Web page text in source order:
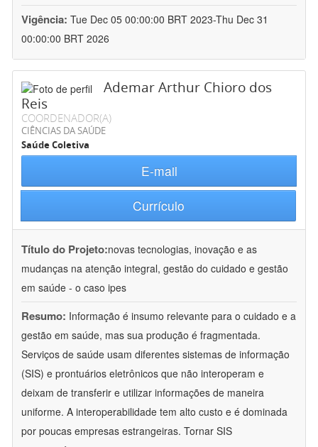
Vigência: Tue Dec 05 00:00:00 BRT 2023-Thu Dec 31
00:00:00 BRT 2026
Ademar Arthur Chioro dos
Reis
COORDENADOR(A)
CIÊNCIAS DA SAÚDE
Saúde Coletiva
E-mail
Currículo
Título do Projeto:novas tecnologias, inovação e as
mudanças na atenção integral, gestão do cuidado e gestão
em saúde - o caso ipes
Resumo: Informação é insumo relevante para o cuidado e a
gestão em saúde, mas sua produção é fragmentada.
Serviços de saúde usam diferentes sistemas de informação
(SIS) e prontuários eletrônicos que não interoperam e
deixam de transferir e utilizar informações de maneira
uniforme. A interoperabilidade tem alto custo e é dominada
por poucas empresas estrangeiras. Tornar SIS